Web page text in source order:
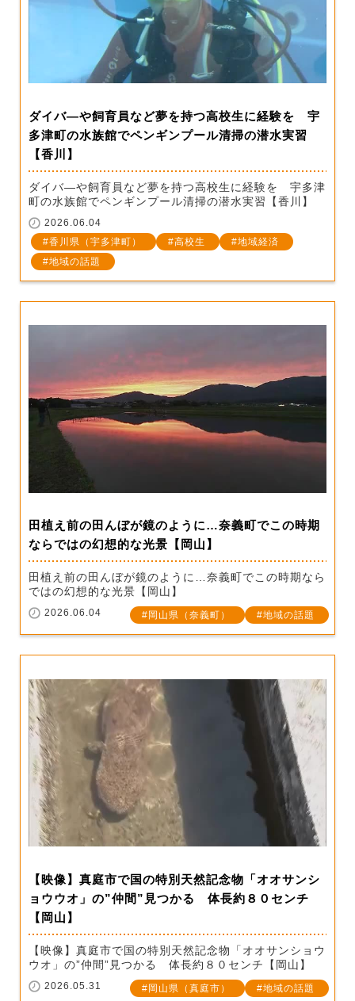
ダイバ―や飼育員など夢を持つ高校生に経験を 宇
多津町の水族館でペンギンプール清掃の潜水実習
【香川】
ダイバ―や飼育員など夢を持つ高校生に経験を 宇多津
町の水族館でペンギンプール清掃の潜水実習【香川】
2026.06.04
香川県（宇多津町）
高校生
地域経済
地域の話題
田植え前の田んぼが鏡のように…奈義町でこの時期
ならではの幻想的な光景【岡山】
田植え前の田んぼが鏡のように…奈義町でこの時期なら
ではの幻想的な光景【岡山】
2026.06.04 岡山県（奈義町） 地域の話題
【映像】真庭市で国の特別天然記念物「オオサンシ
ョウウオ」の”仲間”見つかる 体長約８０センチ
【岡山】
【映像】真庭市で国の特別天然記念物「オオサンショウ
ウオ」の”仲間”見つかる 体長約８０センチ【岡山】
2026.05.31 岡山県（真庭市） 地域の話題